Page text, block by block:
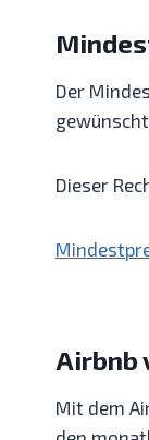
Der
Dieser
Airbnb
Mit dem